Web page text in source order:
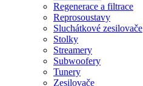
Regenerace a filtrace
Reprosoustavy
Sluchátkové zesilovače
Stolky
Streamery
Subwoofery
Tunery
Zesilovače